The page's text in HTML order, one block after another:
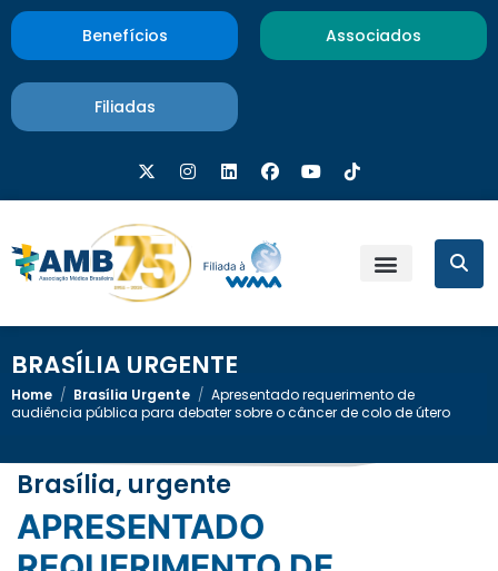
Benefícios Associados
Filiadas
BRASÍLIA URGENTE
Home / Brasília Urgente / Apresentado requerimento de
audiência pública para debater sobre o câncer de colo de útero
Brasília, urgente
APRESENTADO